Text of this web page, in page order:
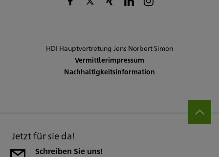
HDI Hauptvertretung Jens Norbert Simon
Vermittlerimpressum
Nachhaltigkeitsinformation
Jetzt für sie da!
Schreiben Sie uns!